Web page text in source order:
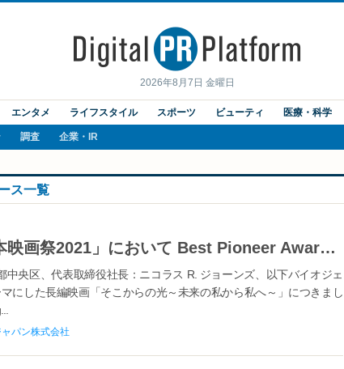
2026年8月7日 金曜日
エンタメ ライフスタイル スポーツ ビューティ 医療・科学
調査 企業・IR
ス一覧
米国の映画祭「ロサンゼルス日本映画祭2021」において Best Pioneer Awardを受賞 バイオジェン製作の多発性硬化症（MS）をテーマにした長編映画 「そこからの光～未来の私から私へ～」
央区、代表取締役社長：ニコラス R. ジョーンズ、以下バイオジェ
にした長編映画「そこからの光～未来の私から私へ～」につきまし
パン株式会社